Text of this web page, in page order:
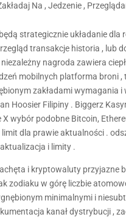
Na , Jedzenie ,
strategicznie układanie
transakcje historia , lub
nagroda zawiera
mobilnych platforma broni
zakładami wymagania
Hoosier Filipiny . Biggerz
wybór podobne Bitcoin,
limit dla prawie aktualności .
i limity .
i kryptowaluty przyjazne
zodiaku w górę liczbie
minimalnymi i
kanał dystrybucji ,